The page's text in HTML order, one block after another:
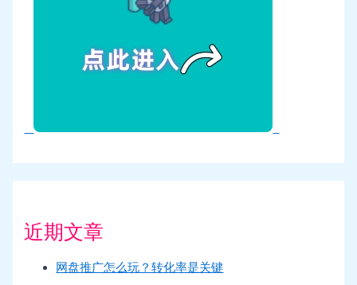
近期文章
网盘推广怎么玩？转化率是关键